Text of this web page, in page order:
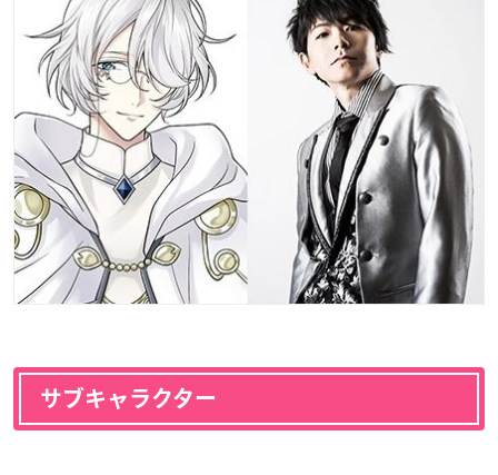
サブキャラクター